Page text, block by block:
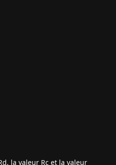
la valeur Rc et la valeur